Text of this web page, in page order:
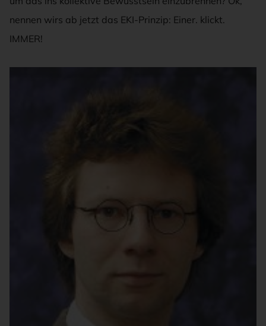
nennen wirs ab jetzt das EKI-Prinzip: Einer. klickt.
IMMER!